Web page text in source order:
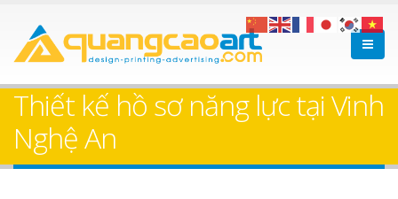
Thiết kế hồ sơ năng lực tại Vinh
Nghệ An